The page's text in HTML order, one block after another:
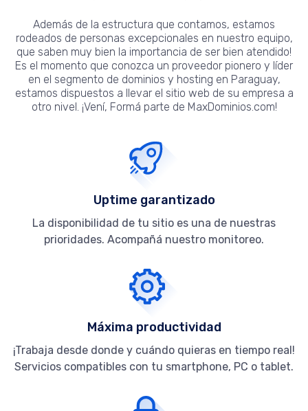
Además de la estructura que contamos, estamos
rodeados de personas excepcionales en nuestro equipo,
que saben muy bien la importancia de ser bien atendido!
Es el momento que conozca un proveedor pionero y líder
en el segmento de dominios y hosting en Paraguay,
estamos dispuestos a llevar el sitio web de su empresa a
otro nivel. ¡Vení, Formá parte de MaxDominios.com!
Uptime garantizado
La disponibilidad de tu sitio es una de nuestras
prioridades. Acompañá nuestro monitoreo.
Máxima productividad
¡Trabaja desde donde y cuándo quieras en tiempo real!
Servicios compatibles con tu smartphone, PC o tablet.